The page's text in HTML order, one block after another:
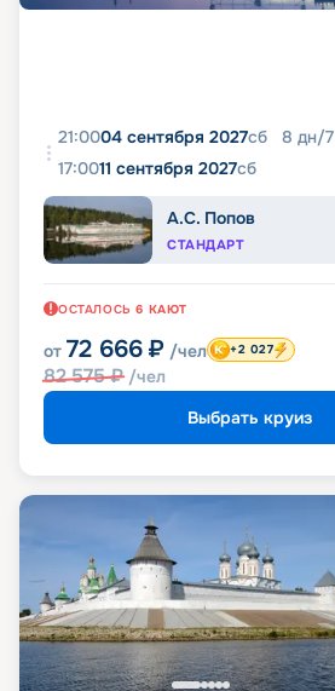
21:0004 сентября 2027сб 8 дн/7
17:0011 сентября 2027сб
А.С. Попов
СТАНДАРТ
ОСТАЛОСЬ 6 КАЮТ
от 72 666 ₽ /чел
82 575₽ /чел
+2 027
Выбрать круиз